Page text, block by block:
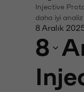
Injective
daha iyi analiz
8 Aralık
8